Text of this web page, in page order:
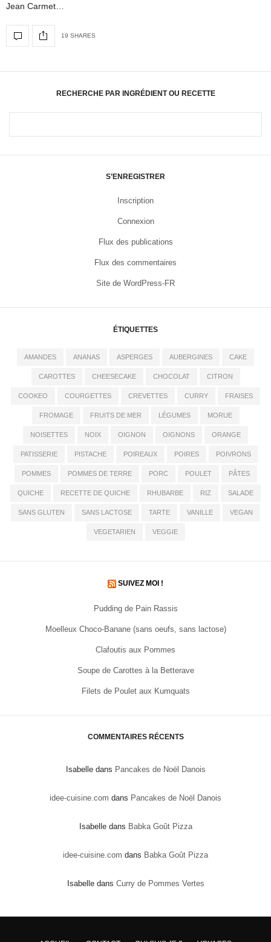
Jean Carmet…
19 SHARES
RECHERCHE PAR INGRÉDIENT OU RECETTE
S’ENREGISTRER
Inscription
Connexion
Flux des publications
Flux des commentaires
Site de WordPress-FR
ÉTIQUETTES
AMANDES ANANAS ASPERGES AUBERGINES CAKE
CAROTTES CHEESECAKE CHOCOLAT CITRON
COOKEO COURGETTES CREVETTES CURRY FRAISES
FROMAGE FRUITS DE MER LÉGUMES MORUE
NOISETTES NOIX OIGNON OIGNONS ORANGE
PATISSERIE PISTACHE POIREAUX POIRES POIVRONS
POMMES POMMES DE TERRE PORC POULET PÂTES
QUICHE RECETTE DE QUICHE RHUBARBE RIZ SALADE
SANS GLUTEN SANS LACTOSE TARTE VANILLE VEGAN
VEGETARIEN VEGGIE
SUIVEZ MOI !
Pudding de Pain Rassis
Moelleux Choco-Banane (sans oeufs, sans lactose)
Clafoutis aux Pommes
Soupe de Carottes à la Betterave
Filets de Poulet aux Kumquats
COMMENTAIRES RÉCENTS
Isabelledans Pancakes de Noël Danois
idee-cuisine.com dans Pancakes de Noël Danois
Isabelledans Babka Goût Pizza
idee-cuisine.com dans Babka Goût Pizza
Isabelledans Curry de Pommes Vertes